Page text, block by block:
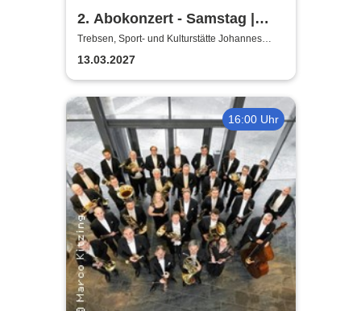
2. Abokonzert - Samstag |
Sächsische
Bläserphilharmonie
Trebsen, Sport- und Kulturstätte Johannes
Wiede
13.03.2027
16:00 Uhr